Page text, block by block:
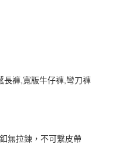
款」的支付方式。 讓您購物簡單
需儲值。
長褲,寬版牛仔褲,彎刀褲
無拉鍊，不可繫皮帶